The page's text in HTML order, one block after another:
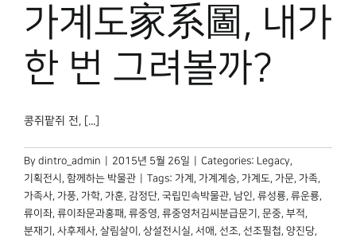
가계도家系圖, 내가
한 번 그려볼까?
콩쥐팥쥐 전, [...]
By dintro_admin 2015년 5월 26일 Categories: Legacy,
기획전시 , 함께하는 박물관 Tags: 가계 , 가계계승, 가계도, 가문, 가족,
가족사, 가풍, 가학, 가훈, 감정단, 국립민속박물관, 남인, 류성룡, 류운룡,
류이좌, 류이좌문과홍패 , 류중영, 류중영처김씨분급문기 , 문중, 부적,
분재기 , 사후제사, 살림살이 , 상설전시실, 서애 , 선조, 선조필첩, 양진당,